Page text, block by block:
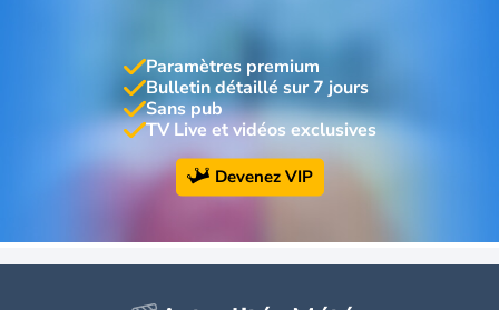
Paramètres premium
Bulletin détaillé sur 7 jours
Sans pub
TV Live et vidéos exclusives
Devenez VIP